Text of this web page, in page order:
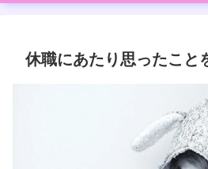
休職にあたり思ったこと